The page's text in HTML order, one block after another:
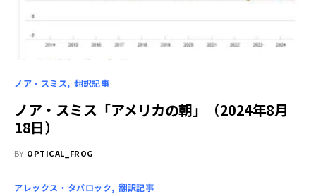
ノア・スミス 翻訳記事
ノア・スミス「アメリカの朝」（2024年8月
18日）
BY OPTICAL_FROG
アレックス・タバロック 翻訳記事